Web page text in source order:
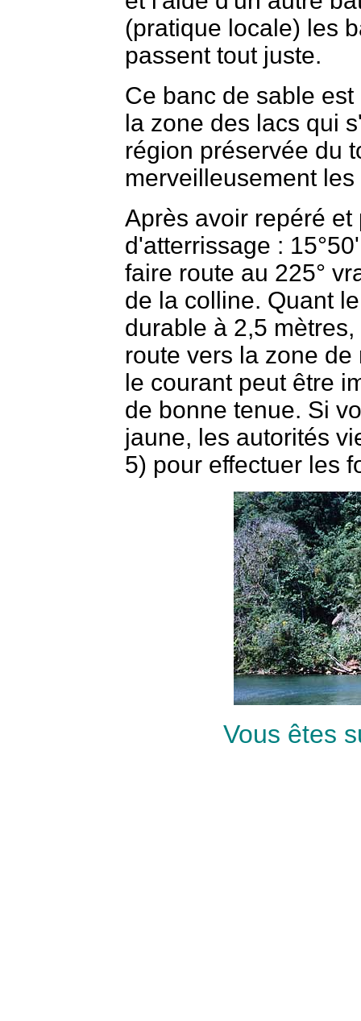
(pratique locale) les
passent tout juste.
Ce banc de sable
la zone des lacs qui
région préservée du
merveilleusement
Après avoir repéré
d'atterrissage :
faire route au 225°
de la colline. Quant
durable à 2,5
route vers la zone
le courant peut être
de bonne tenue. Si
jaune, les autorités
5) pour effectuer les
Vous êtes